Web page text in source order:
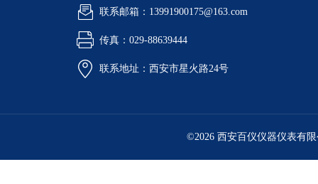
联系邮箱：13991900175@163.com
传真：029-88639444
联系地址：西安市星火路24号
©2026 西安百仪仪器仪表有